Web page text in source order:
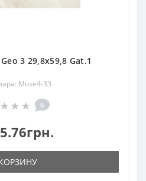
3 29,8x59,8 Gat.1
Muse4-33
0